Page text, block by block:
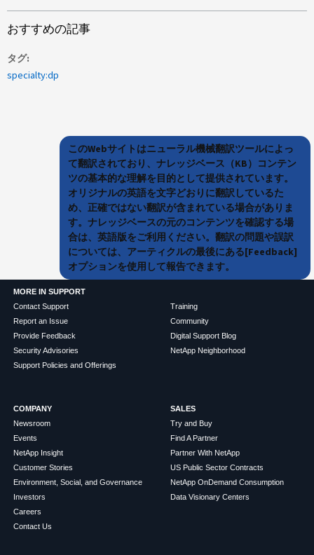
おすすめの記事
タグ
specialty:dp
このWebサイトはニューラル機械翻訳ツールによっ
て翻訳されており、ナレッジベース（KB）コンテン
ツの基本的な理解を目的として提供されています。
オリジナルの英語を文字どおりに翻訳しているた
め、正確ではない翻訳が含まれている場合がありま
す。ナレッジベースの元のコンテンツを確認する場
合は、英語版をご利用ください。翻訳の問題や誤訳
については、アーティクルの最後にある[Feedback]
オプションを使用して報告できます。
MORE IN SUPPORT
Contact Support
Report an Issue
Provide Feedback
Security Advisories
Support Policies and Offerings
Training
Community
Digital Support Blog
NetApp Neighborhood
COMPANY
Newsroom
Events
NetApp Insight
Customer Stories
Environment, Social, and Governance
Investors
Careers
Contact Us
SALES
Try and Buy
Find A Partner
Partner With NetApp
US Public Sector Contracts
NetApp OnDemand Consumption
Data Visionary Centers